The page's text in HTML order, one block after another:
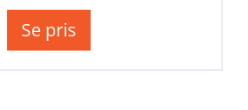
Se pris